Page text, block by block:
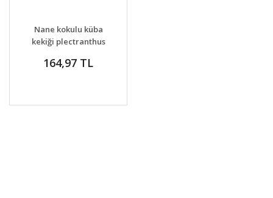
DETAYLAR SEPETE EKLE
Nane kokulu küba
kekiği plectranthus
164,97 TL